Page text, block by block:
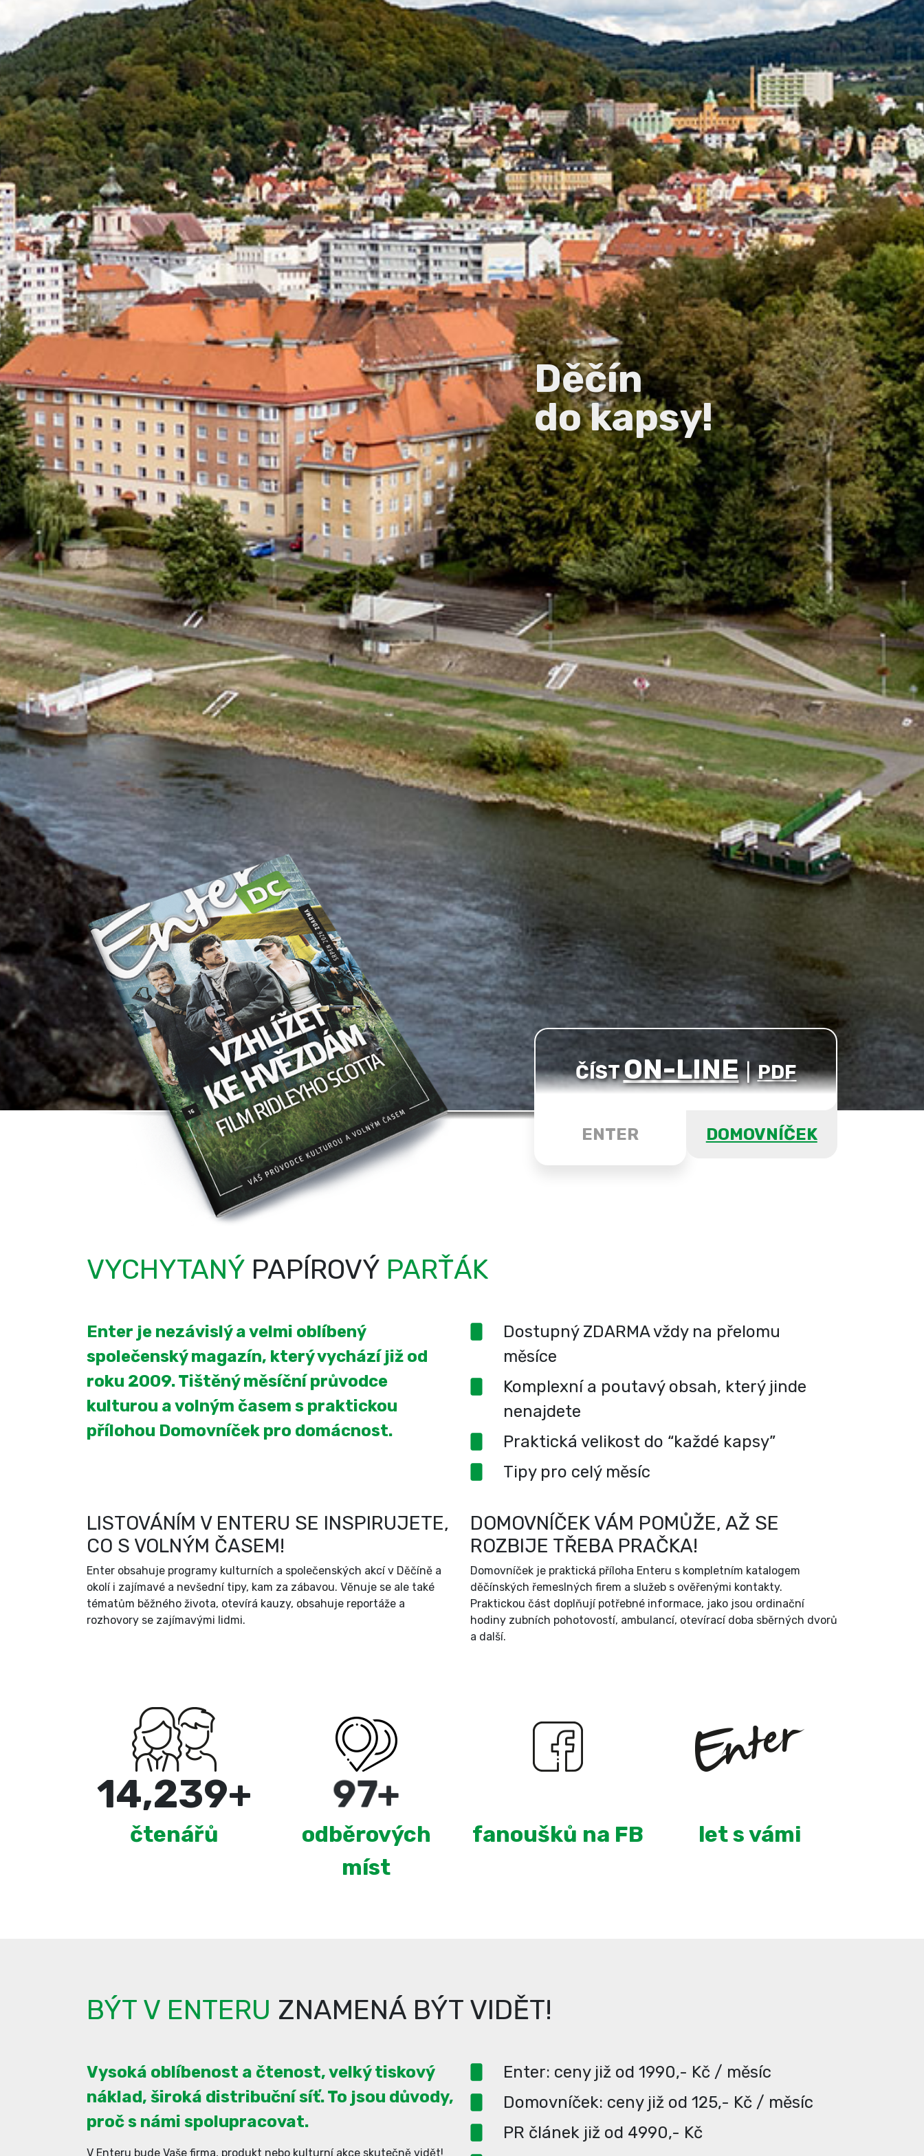
Děčín
do kapsy!
ČÍSTON-LINE | PDF
ENTER DOMOVNÍČEK
VYCHYTANÝ PAPÍROVÝ PARŤÁK
Enter je nezávislý a velmi oblíbený
společenský magazín, který vychází již od
roku 2009. Tištěný měsíční průvodce
kulturou a volným časem s praktickou
přílohou Domovníček pro domácnost.
Dostupný ZDARMA vždy na přelomu
měsíce
Komplexní a poutavý obsah, který jinde
nenajdete
Praktická velikost do “každé kapsy”
Tipy pro celý měsíc
LISTOVÁNÍM V ENTERU SE INSPIRUJETE,
CO S VOLNÝM ČASEM!
Enter obsahuje programy kulturních a společenských akcí v Děčíně a
okolí i zajímavé a nevšední tipy, kam za zábavou. Věnuje se ale také
tématům běžného života, otevírá kauzy, obsahuje reportáže a
rozhovory se zajímavými lidmi.
DOMOVNÍČEK VÁM POMŮŽE, AŽ SE
ROZBIJE TŘEBA PRAČKA!
Domovníček je praktická příloha Enteru s kompletním katalogem
děčínských řemeslných firem a služeb s ověřenými kontakty.
Praktickou část doplňují potřebné informace, jako jsou ordinační
hodiny zubních pohotovostí, ambulancí, otevírací doba sběrných dvorů
a další.
15,000+
čtenářů
180+
odběrových
míst
fanoušků na FB let s vámi
BÝT V ENTERU ZNAMENÁ BÝT VIDĚT!
Vysoká oblíbenost a čtenost, velký tiskový
náklad, široká distribuční síť. To jsou důvody,
proč s námi spolupracovat.
V Enteru bude Vaše firma, produkt nebo kulturní akce skutečně vidět!
Enter: ceny již od 1990,- Kč / měsíc
Domovníček: ceny již od 125,- Kč / měsíc
PR článek již od 4990,- Kč